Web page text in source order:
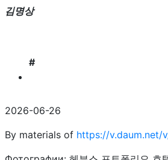
김명상
#
2026-06-26
By materials of https://v.daum.net/